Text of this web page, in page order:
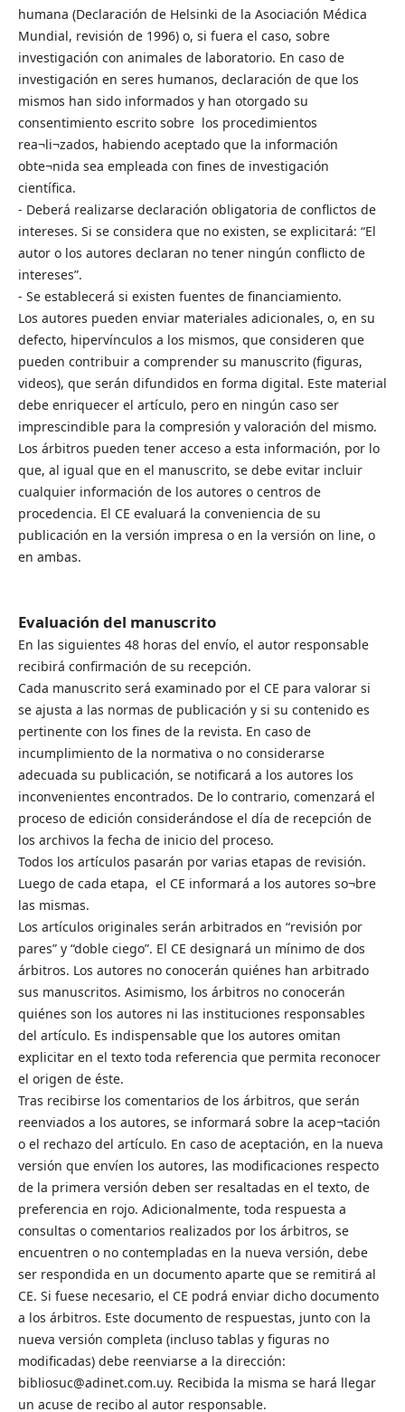
humana (Declaración de Helsinki de la Asociación Médica
Mundial, revisión de 1996) o, si fuera el caso, sobre
investigación con animales de laboratorio. En caso de
investigación en seres humanos, declaración de que los
mismos han sido informados y han otorgado su
consentimiento escrito sobre los procedimientos
rea¬li¬zados, habiendo aceptado que la información
obte¬nida sea empleada con fines de investigación
científica.
- Deberá realizarse declaración obligatoria de conflictos de
intereses. Si se considera que no existen, se explicitará: “El
autor o los autores declaran no tener ningún conflicto de
intereses”.
- Se establecerá si existen fuentes de financiamiento.
Los autores pueden enviar materiales adicionales, o, en su
defecto, hipervínculos a los mismos, que consideren que
pueden contribuir a comprender su manuscrito (figuras,
videos), que serán difundidos en forma digital. Este material
debe enriquecer el artículo, pero en ningún caso ser
imprescindible para la compresión y valoración del mismo.
Los árbitros pueden tener acceso a esta información, por lo
que, al igual que en el manuscrito, se debe evitar incluir
cualquier información de los autores o centros de
procedencia. El CE evaluará la conveniencia de su
publicación en la versión impresa o en la versión on line, o
en ambas.
Evaluación del manuscrito
En las siguientes 48 horas del envío, el autor responsable
recibirá confirmación de su recepción.
Cada manuscrito será examinado por el CE para valorar si
se ajusta a las normas de publicación y si su contenido es
pertinente con los fines de la revista. En caso de
incumplimiento de la normativa o no considerarse
adecuada su publicación, se notificará a los autores los
inconvenientes encontrados. De lo contrario, comenzará el
proceso de edición considerándose el día de recepción de
los archivos la fecha de inicio del proceso.
Todos los artículos pasarán por varias etapas de revisión.
Luego de cada etapa, el CE informará a los autores so¬bre
las mismas.
Los artículos originales serán arbitrados en “revisión por
pares” y “doble ciego”. El CE designará un mínimo de dos
árbitros. Los autores no conocerán quiénes han arbitrado
sus manuscritos. Asimismo, los árbitros no conocerán
quiénes son los autores ni las instituciones responsables
del artículo. Es indispensable que los autores omitan
explicitar en el texto toda referencia que permita reconocer
el origen de éste.
Tras recibirse los comentarios de los árbitros, que serán
reenviados a los autores, se informará sobre la acep¬tación
o el rechazo del artículo. En caso de aceptación, en la nueva
versión que envíen los autores, las modificaciones respecto
de la primera versión deben ser resaltadas en el texto, de
preferencia en rojo. Adicionalmente, toda respuesta a
consultas o comentarios realizados por los árbitros, se
encuentren o no contempladas en la nueva versión, debe
ser respondida en un documento aparte que se remitirá al
CE. Si fuese necesario, el CE podrá enviar dicho documento
a los árbitros. Este documento de respuestas, junto con la
nueva versión completa (incluso tablas y figuras no
modificadas) debe reenviarse a la dirección:
bibliosuc@adinet.com.uy. Recibida la misma se hará llegar
un acuse de recibo al autor responsable.